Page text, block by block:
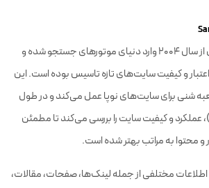
الگوریتم سندباکس گوگل از سال ۲۰۰۴ وارد دنیای موتورهای جستجو شده و
و کیفیت سایت‌های تازه تاسیس بوده است. این
شنی برای سایت‌های نوپا عمل می‌کند و در طول
3 تا 6 ماه)، عملکرد و کیفیت سایت را بررسی می‌کند تا مطمئن
و محتوا به مراتب بهتر شده است.
مختلفی از جمله لینک‌ها، صفحات، مقالات،